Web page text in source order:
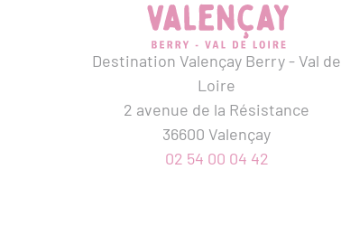
Destination Valençay Berry - Val de
Loire
2 avenue de la Résistance
36600 Valençay
02 54 00 04 42